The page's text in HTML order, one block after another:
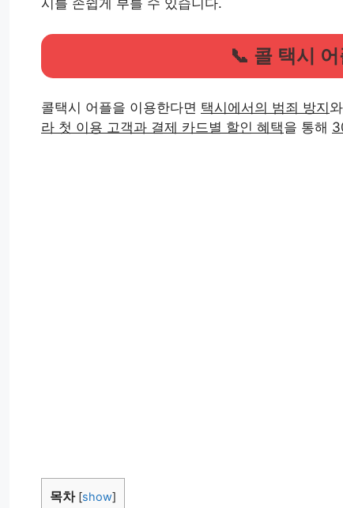
시를 손쉽게 부를 수 있습니다.
📞 콜 택시
콜택시 어플을 이용한다면 택시에서의 범죄 방지 와
라 첫 이용 고객과 결제 카드별 할인 혜택을 통해
목차 [show]